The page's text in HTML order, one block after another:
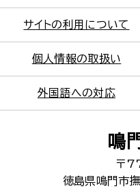
サイトの利用について
個人情報の取扱い
外国語への対応
鳴
〒
徳島県鳴門市